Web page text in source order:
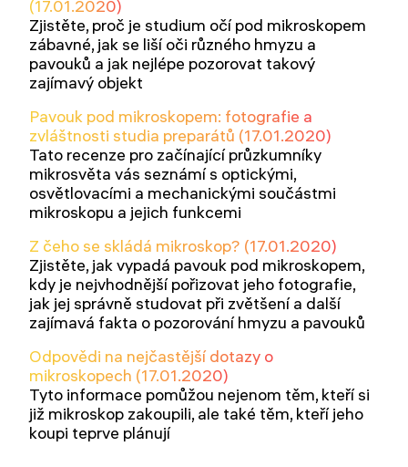
(17.01.2020)
Zjistěte, proč je studium očí pod mikroskopem
zábavné, jak se liší oči různého hmyzu a
pavouků a jak nejlépe pozorovat takový
zajímavý objekt
Pavouk pod mikroskopem: fotografie a
zvláštnosti studia preparátů (17.01.2020)
Tato recenze pro začínající průzkumníky
mikrosvěta vás seznámí s optickými,
osvětlovacími a mechanickými součástmi
mikroskopu a jejich funkcemi
Z čeho se skládá mikroskop? (17.01.2020)
Zjistěte, jak vypadá pavouk pod mikroskopem,
kdy je nejvhodnější pořizovat jeho fotografie,
jak jej správně studovat při zvětšení a další
zajímavá fakta o pozorování hmyzu a pavouků
Odpovědi na nejčastější dotazy o
mikroskopech (17.01.2020)
Tyto informace pomůžou nejenom těm, kteří si
již mikroskop zakoupili, ale také těm, kteří jeho
koupi teprve plánují